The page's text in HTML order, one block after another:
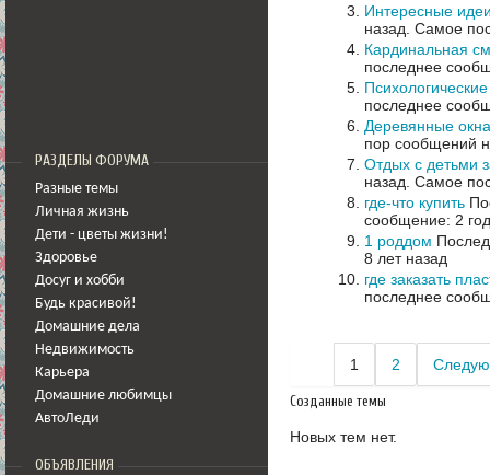
РАЗДЕЛЫ ФОРУМА
Разные темы
Личная жизнь
Дети - цветы жизни!
Здоровье
Досуг и хобби
Будь красивой!
Домашние дела
Недвижимость
Карьера
Домашние любимцы
АвтоЛеди
ОБЪЯВЛЕНИЯ
Интересные
назад. Самое
Кардинальная
последнее
последнее
Деревянные
пор сообщений
Отдых с детьми
назад. Самое
где-что купить
сообщение: 2
1 роддом
8 лет назад
где заказать
последнее
1 2
Созданные темы
Новых тем нет.